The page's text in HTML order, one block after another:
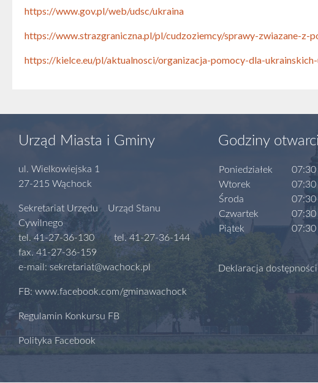
https://www.gov.pl/web/udsc/ukraina
https://www.strazgraniczna.pl/pl/cudzoziemcy/sprawy-zwiazane-
https://kielce.eu/pl/aktualnosci/organizacja-pomocy-dla-
Urząd Miasta i Gminy
ul. Wielkowiejska 1
27-215 Wąchock
Sekretariat Urzędu Urząd Stanu
Cywilnego
tel. 41-27-36-130 tel. 41-27-36-144
fax. 41-27-36-159
e-mail: sekretariat@wachock.pl
FB: www.facebook.com/gminawachock
Regulamin Konkursu FB
Polityka Facebook
Godziny
Poniedziałek
Wtorek
Środa
Czwartek
Piątek
07:30
07:30
07:30
07:30
07:30
Deklaracja dostępności